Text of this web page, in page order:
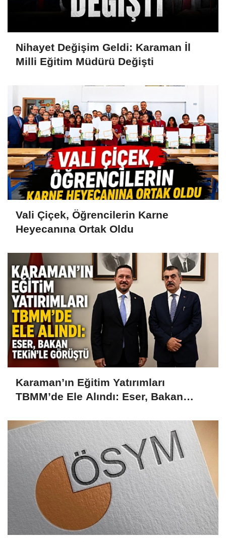
Nihayet Değişim Geldi: Karaman İl
Milli Eğitim Müdürü Değişti
Vali Çiçek, Öğrencilerin Karne
Heyecanına Ortak Oldu
Karaman’ın Eğitim Yatırımları
TBMM’de Ele Alındı: Eser, Bakan